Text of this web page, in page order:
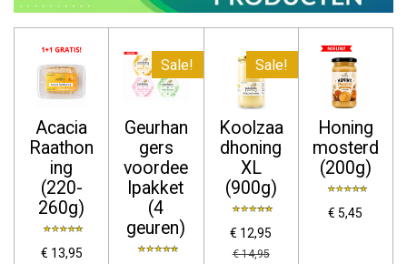
Acacia
Raathon
ing
(220-
260g)
€ 13,95
Sale!
Geurhan
gers
voordee
lpakket
(4
geuren)
Sale!
Koolzaa
dhoning
XL
(900g)
€ 12,95
€ 14,95
Honing
mosterd
(200g)
€ 5,45